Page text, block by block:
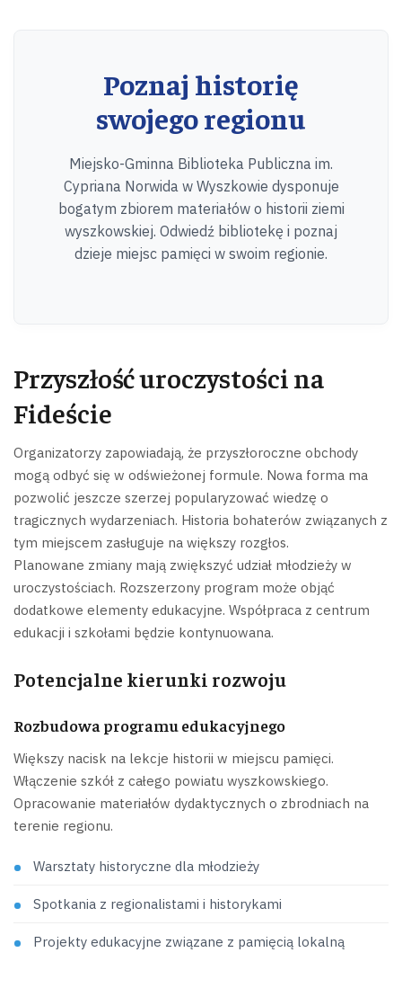
Poznaj historię
swojego regionu
Miejsko-Gminna Biblioteka Publiczna im.
Cypriana Norwida w Wyszkowie dysponuje
bogatym zbiorem materiałów o historii ziemi
wyszkowskiej. Odwiedź bibliotekę i poznaj
dzieje miejsc pamięci w swoim regionie.
Przyszłość uroczystości na
Fideście
Organizatorzy zapowiadają, że przyszłoroczne obchody
mogą odbyć się w odświeżonej formule. Nowa forma ma
pozwolić jeszcze szerzej popularyzować wiedzę o
tragicznych wydarzeniach. Historia bohaterów związanych z
tym miejscem zasługuje na większy rozgłos.
Planowane zmiany mają zwiększyć udział młodzieży w
uroczystościach. Rozszerzony program może objąć
dodatkowe elementy edukacyjne. Współpraca z centrum
edukacji i szkołami będzie kontynuowana.
Potencjalne kierunki rozwoju
Rozbudowa programu edukacyjnego
Większy nacisk na lekcje historii w miejscu pamięci.
Włączenie szkół z całego powiatu wyszkowskiego.
Opracowanie materiałów dydaktycznych o zbrodniach na
terenie regionu.
Warsztaty historyczne dla młodzieży
Spotkania z regionalistami i historykami
Projekty edukacyjne związane z pamięcią lokalną